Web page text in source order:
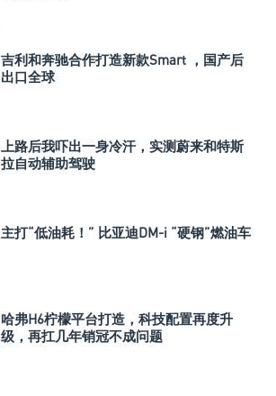
吉利和奔驰合作打造新款Smart ，国产后
出口全球
上路后我吓出一身冷汗，实测蔚来和特斯
拉自动辅助驾驶
主打“低油耗！” 比亚迪DM-i “硬钢”燃油车
哈弗H6柠檬平台打造，科技配置再度升
级，再扛几年销冠不成问题